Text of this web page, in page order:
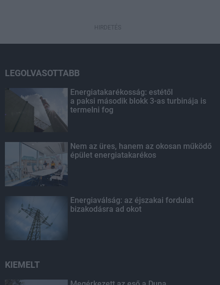
HIRDETÉS
LEGOLVASOTTABB
Energiatakarékosság: estétől
a paksi második blokk 3-as turbinája is
termelni fog
Nem az üres, hanem az okosan működő
épület energiatakarékos
Energiaválság: az éjszakai fordulat
bizakodásra ad okot
KIEMELT